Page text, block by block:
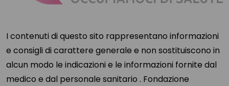
I contenuti di questo sito rappresentano informazioni
e consigli di carattere generale e non sostituiscono in
alcun modo le indicazioni e le informazioni fornite dal
medico e dal personale sanitario . Fondazione